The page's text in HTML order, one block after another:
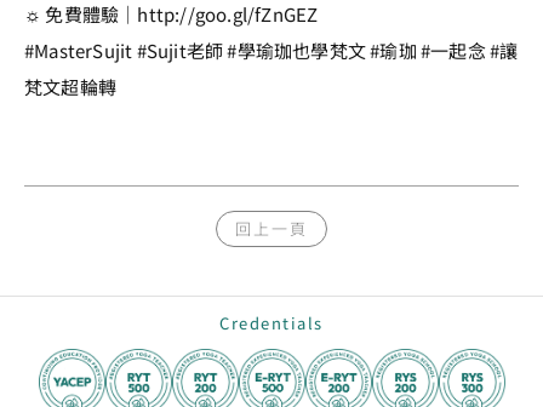
☼ 免費體驗｜http://goo.gl/fZnGEZ
#MasterSujit #Sujit老師 #學瑜珈也學梵文 #瑜珈 #一起念 #讓
梵文超輪轉
回上一頁
Credentials